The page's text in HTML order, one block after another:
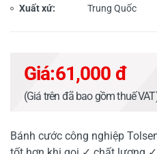
Xuất xứ: Trung Quốc
Giá:61,000 đ
(Giá trên đã bao gồm thuế
Bánh cước công nghiệp